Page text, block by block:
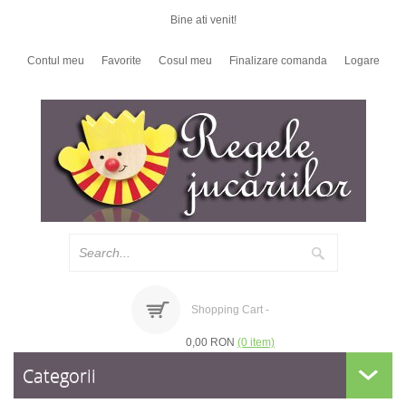
Bine ati venit!
Contul meu Favorite Cosul meu Finalizare comanda Logare
Shopping Cart -
0,00 RON (0 item)
Categorii